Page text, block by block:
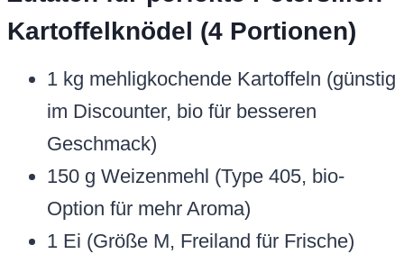
Kartoffelknödel (4 Portionen)
1 kg mehligkochende Kartoffeln (günstig
im Discounter, bio für besseren
Geschmack)
150 g Weizenmehl (Type 405, bio-
Option für mehr Aroma)
1 Ei (Größe M, Freiland für Frische)